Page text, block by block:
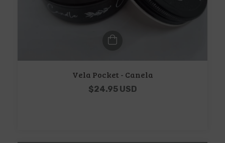
Vela Pocket - Canela
$24.95 USD